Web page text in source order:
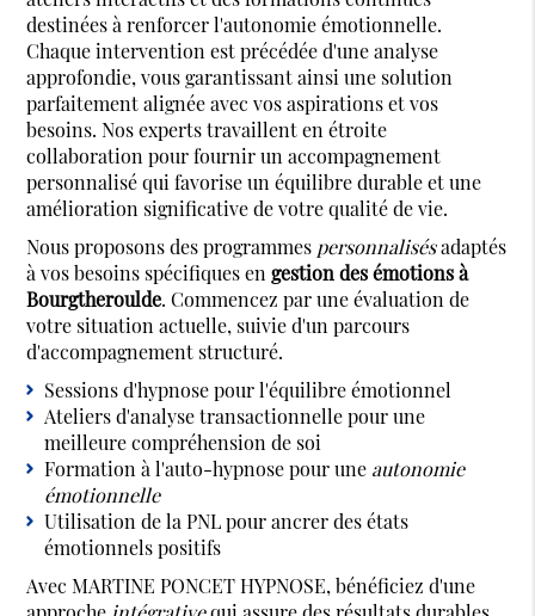
destinées à renforcer l'autonomie émotionnelle.
Chaque intervention est précédée d'une analyse
approfondie, vous garantissant ainsi une solution
parfaitement alignée avec vos aspirations et vos
besoins. Nos experts travaillent en étroite
collaboration pour fournir un accompagnement
personnalisé qui favorise un équilibre durable et une
amélioration significative de votre qualité de vie.
Nous proposons des programmes personnalisésadaptés
à vos besoins spécifiques engestion des émotions à
Bourgtheroulde. Commencez par une évaluation de
votre situation actuelle, suivie d'un parcours
d'accompagnement structuré.
Sessions d'hypnose pour l'équilibre émotionnel
Ateliers d'analyse transactionnelle pour une
meilleure compréhension de soi
Formation à l'auto-hypnose pour une autonomie
émotionnelle
Utilisation de la PNL pour ancrer des états
émotionnels positifs
Avec MARTINE PONCET HYPNOSE, bénéficiez d'une